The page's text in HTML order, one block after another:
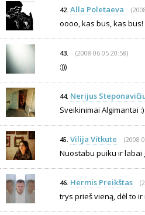
42. Alla Poletaeva
oooo, kas bus, kas bus!
43. (2008 06 05 20:58)
:)))
44. Nerijus
Sveikinimai Algimantai :)
45. Vilija Vitkute (2008
Nuostabu puiku ir labai
46. Hermis Preikštas
trys prieš vieną, dėl to ir